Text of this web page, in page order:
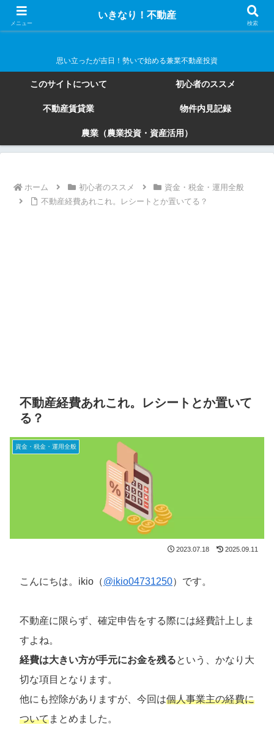
いきなり！不動産
思い立ったが吉日！勢いで始める兼業不動産投資
このサイトについて 初心者のススメ
不動産賃貸業 物件内見記録
農業（農業投資・資産活用）
ホーム 初心者のススメ
資金・税金・運用全般
不動産経費あれこれ。レシートとか置いてる？
不動産経費あれこれ。レシートとか置いて
る？
資金・税金・運用全般
2023.07.18 2025.09.11
こんにちは。ikio（@ikio04731250）です。
不動産に限らず、確定申告をする際には経費計上しま
すよね。
経費は大きい方が手元にお金を残るという、かなり大
切な項目となります。
他にも控除がありますが、今回は個人事業主の経費に
ついてまとめました。
メニュー
いきなり！不動産
検索